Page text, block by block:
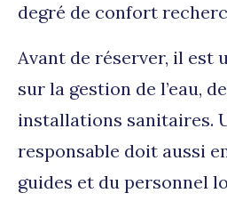
degré de confort
Avant de réserver, il est
sur la gestion de l’eau,
installations sanitaires.
responsable doit aussi
guides et du personnel